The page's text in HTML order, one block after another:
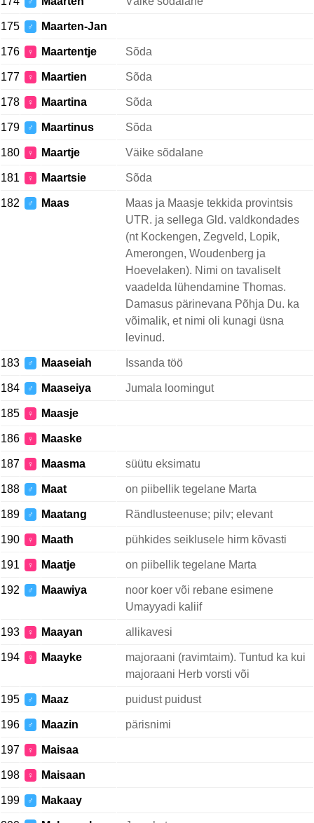
175 ♂ Maarten-Jan
176 ♀ Maartentje Sõda
177 ♀ Maartien Sõda
178 ♀ Maartina Sõda
179 ♂ Maartinus Sõda
180 ♀ Maartje Väike sõdalane
181 ♀ Maartsie Sõda
182 ♂ Maas
Maas ja Maasje tekkida provintsis
UTR. ja sellega Gld. valdkondades
(nt Kockengen, Zegveld, Lopik,
Amerongen, Woudenberg ja
Hoevelaken). Nimi on tavaliselt
vaadelda lühendamine Thomas.
Damasus pärinevana Põhja Du. ka
võimalik, et nimi oli kunagi üsna
levinud.
183 ♂ Maaseiah Issanda töö
184 ♂ Maaseiya Jumala loomingut
185 ♀ Maasje
186 ♀ Maaske
187 ♀ Maasma süütu eksimatu
188 ♂ Maat on piibellik tegelane Marta
189 ♂ Maatang Rändlusteenuse; pilv; elevant
190 ♀ Maath pühkides seiklusele hirm kõvasti
191 ♀ Maatje on piibellik tegelane Marta
192 ♂ Maawiya
noor koer või rebane esimene
Umayyadi kaliif
193 ♀ Maayan allikavesi
194 ♀ Maayke
majoraani (ravimtaim). Tuntud ka kui
majoraani Herb vorsti või
195 ♂ Maaz puidust puidust
196 ♂ Maazin pärisnimi
197 ♀ Maisaa
198 ♀ Maisaan
199 ♂ Makaay